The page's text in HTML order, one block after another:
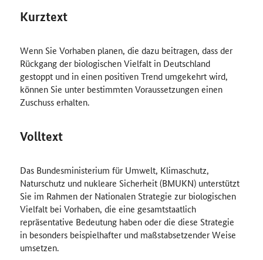
Kurztext
Wenn Sie Vorhaben planen, die dazu beitragen, dass der
Rückgang der biologischen Vielfalt in Deutschland
gestoppt und in einen positiven Trend umgekehrt wird,
können Sie unter bestimmten Voraussetzungen einen
Zuschuss erhalten.
Volltext
Das Bundesministerium für Umwelt, Klimaschutz,
Naturschutz und nukleare Sicherheit (BMUKN) unterstützt
Sie im Rahmen der Nationalen Strategie zur biologischen
Vielfalt bei Vorhaben, die eine gesamtstaatlich
repräsentative Bedeutung haben oder die diese Strategie
in besonders beispielhafter und maßstabsetzender Weise
umsetzen.